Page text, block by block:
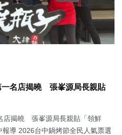
一名店揭曉 張峯源局長親貼
店揭曉 張峯源局長親貼「領鮮
導 2026台中鍋烤節全民人氣票選